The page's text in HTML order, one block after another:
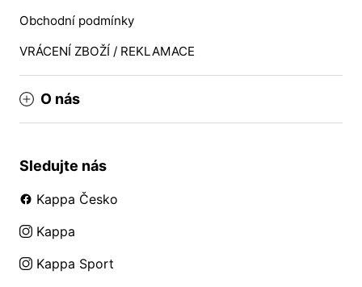
Obchodní podmínky
VRÁCENÍ ZBOŽÍ / REKLAMACE
O nás
Sledujte nás
Kappa Česko
Kappa
Kappa Sport